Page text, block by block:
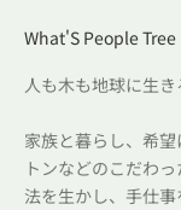
What'S People Tree
人も木も地球に生き
家族と暮らし、希
トンなどのこだわ
法を生かし、手仕事